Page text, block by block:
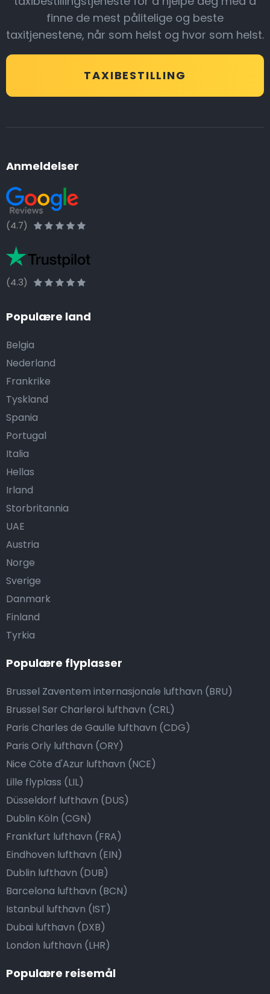
finne de mest pålitelige og beste
taxitjenestene, når som helst og hvor som helst.
TAXIBESTILLING
Anmeldelser
(4.7)
(4.3)
Populære land
Belgia
Nederland
Frankrike
Tyskland
Spania
Portugal
Italia
Hellas
Irland
Storbritannia
UAE
Austria
Norge
Sverige
Danmark
Finland
Tyrkia
Populære flyplasser
Brussel Zaventem internasjonale lufthavn (BRU)
Brussel Sør Charleroi lufthavn (CRL)
Paris Charles de Gaulle lufthavn (CDG)
Paris Orly lufthavn (ORY)
Nice Côte d'Azur lufthavn (NCE)
Lille flyplass (LIL)
Düsseldorf lufthavn (DUS)
Dublin Köln (CGN)
Frankfurt lufthavn (FRA)
Eindhoven lufthavn (EIN)
Dublin lufthavn (DUB)
Barcelona lufthavn (BCN)
Istanbul lufthavn (IST)
Dubai lufthavn (DXB)
London lufthavn (LHR)
Populære reisemål